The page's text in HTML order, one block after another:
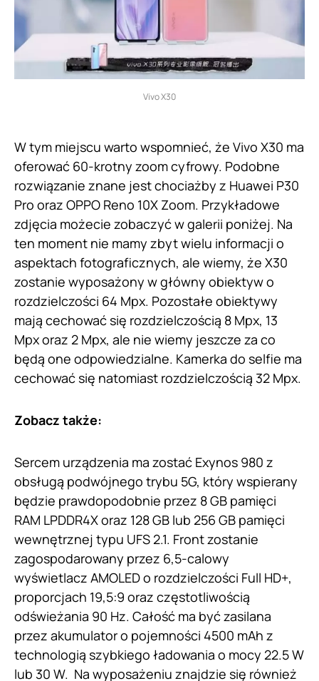
Vivo X30
W tym miejscu warto wspomnieć, że Vivo X30 ma
oferować 60-krotny zoom cyfrowy. Podobne
rozwiązanie znane jest chociażby z Huawei P30
Pro oraz OPPO Reno 10X Zoom. Przykładowe
zdjęcia możecie zobaczyć w galerii poniżej. Na
ten moment nie mamy zbyt wielu informacji o
aspektach fotograficznych, ale wiemy, że X30
zostanie wyposażony w główny obiektyw o
rozdzielczości 64 Mpx. Pozostałe obiektywy
mają cechować się rozdzielczością 8 Mpx, 13
Mpx oraz 2 Mpx, ale nie wiemy jeszcze za co
będą one odpowiedzialne. Kamerka do selfie ma
cechować się natomiast rozdzielczością 32 Mpx.
Zobacz także:
Sercem urządzenia ma zostać Exynos 980 z
obsługą podwójnego trybu 5G, który wspierany
będzie prawdopodobnie przez 8 GB pamięci
RAM LPDDR4X oraz 128 GB lub 256 GB pamięci
wewnętrznej typu UFS 2.1. Front zostanie
zagospodarowany przez 6,5-calowy
wyświetlacz AMOLED o rozdzielczości Full HD+,
proporcjach 19,5:9 oraz częstotliwością
odświeżania 90 Hz. Całość ma być zasilana
przez akumulator o pojemności 4500 mAh z
technologią szybkiego ładowania o mocy 22.5 W
lub 30 W. Na wyposażeniu znajdzie się również